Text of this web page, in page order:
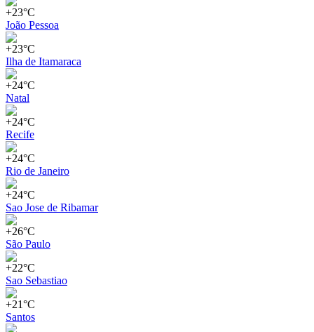
+23°C
João Pessoa
+23°C
Ilha de Itamaraca
+24°C
Natal
+24°C
Recife
+24°C
Rio de Janeiro
+24°C
Sao Jose de Ribamar
+26°C
São Paulo
+22°C
Sao Sebastiao
+21°C
Santos